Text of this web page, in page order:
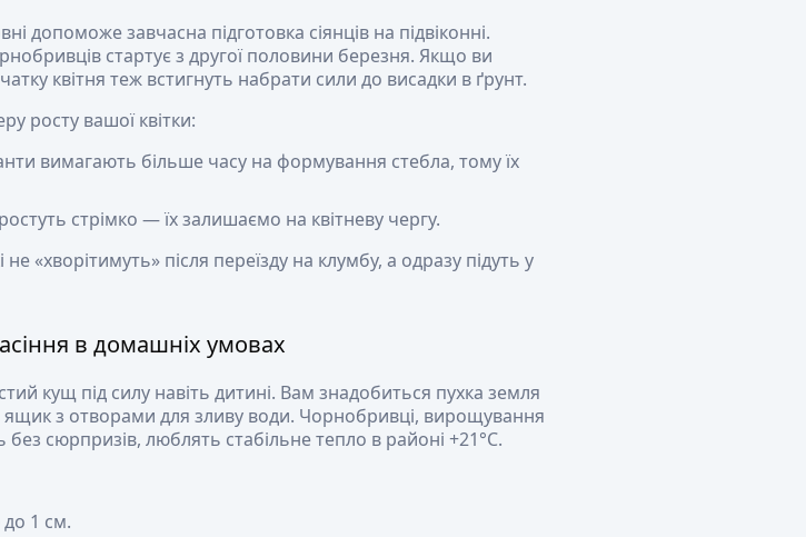
допоможе завчасна підготовка сіянців на підвіконні.
стартує з другої половини березня. Якщо ви
квітня теж встигнуть набрати сили до висадки в ґрунт.
росту вашої квітки:
вимагають більше часу на формування стебла, тому їх
стрімко — їх залишаємо на квітневу чергу.
«хворітимуть» після переїзду на клумбу, а одразу підуть у
в домашніх умовах
кущ під силу навіть дитині. Вам знадобиться пухка земля
ящик з отворами для зливу води. Чорнобривці, вирощування
сюрпризів, люблять стабільне тепло в районі +21°C.
1 см.